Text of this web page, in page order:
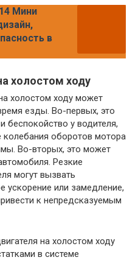
Мини
в
холостом ходу
холостом ходу может
езды. Во-первых, это
у водителя,
оборотов мотора
Во-вторых, это может
Резкие
могут вызвать
ускорение или замедление,
к непредсказуемым
на холостом ходу
в системе